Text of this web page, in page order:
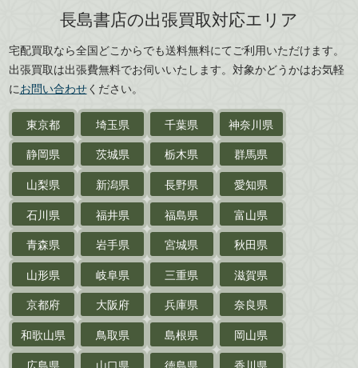
刀剣・鎧・甲冑
武道書・武術書
近代文学・
サイン色紙
作家草稿・原稿・肉筆物
探偵小説・推理小説
乗物
鉄道・
電車・バス
戦前・戦中の紙物・資料
絵葉書
支那・満洲・朝鮮・
台湾関係古資料
島根県
岡山県
徳島県
香川県
愛媛県
長島書店の出張買取対応エリア
宅配買取なら全国どこからでも送料無料にてご利用いただけます。
出張買取は出張費無料でお伺いいたします。対象かどうかはお気軽
にお問い合わせください。
東京都 埼玉県 千葉県
神奈川県
静岡県
茨城県 栃木県
群馬県
山梨県
新潟県 長野県
愛知県
石川県
福井県 福島県
富山県
青森県
岩手県 宮城県
秋田県
山形県
岐阜県 三重県
滋賀県
京都府
大阪府 兵庫県
奈良県
和歌山県
鳥取県 島根県
岡山県
広島県
山口県 徳島県
香川県